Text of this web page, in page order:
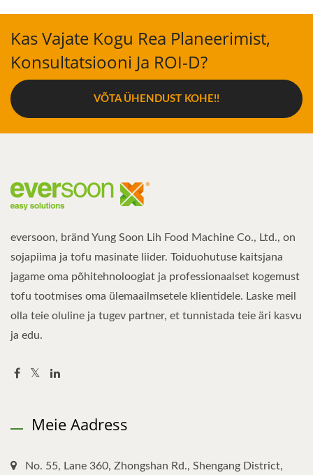
Kas Vajate Kogu Rea Planeerimist,
Konsultatsiooni Ja ROI-D?
VÕTA ÜHENDUST KOHE!!
eversoon, bränd Yung Soon Lih Food Machine Co., Ltd., on
sojapiima ja tofu masinate liider. Toiduohutuse kaitsjana
jagame oma põhitehnoloogiat ja professionaalset kogemust
tofu tootmises oma ülemaailmsetele klientidele. Laske meil
olla teie oluline ja tugev partner, et tunnistada teie äri kasvu
ja edu.
Meie Aadress
No. 55, Lane 360, Zhongshan Rd., Shengang District,